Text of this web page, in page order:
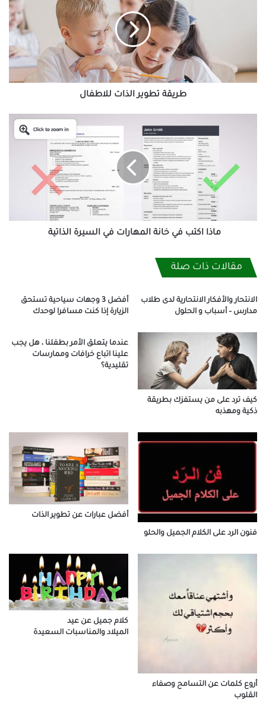
طريقة تطوير الذات للاطفال
المهارات
ماذا اكتب في خانة المهارات في السيرة الذاتية
مقالات ذات صلة
الانتحار والأفكار الانتحارية لدى طلاب
مدارس – أسباب و الحلول
أفضل 3 وجهات سياحية تستحق
الزيارة إذا كنت مسافرا لوحدك
كيف ترد على من يستفزك بطريقة
ذكية ومهذبه
عندما يتعلق الأمر بطفلنا ، هل يجب
علينا اتباع خرافات وممارسات
تقليدية؟
فنون الرد على الكلام الجميل والحلو
أفضل عبارات عن تطوير الذات
أروع كلمات عن التسامح وصفاء
القلوب
كلام جميل عن عيد
الميلاد والمناسبات السعيدة